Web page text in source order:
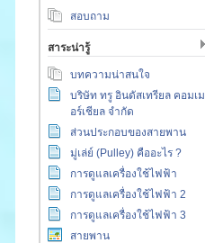
สอบถาม
สาระน่ารู้
บทความน่าสนใจ
บริษัท ทรู อินดัสเทรียล คอมเม
อร์เชียล จำกัด
ส่วนประกอบของสายพาน
มู่เล่ย์ (Pulley) คืออะไร ?
การดูแลเครื่องใช้ไฟฟ้า
การดูแลเครื่องใช้ไฟฟ้า 2
การดูแลเครื่องใช้ไฟฟ้า 3
สายพาน